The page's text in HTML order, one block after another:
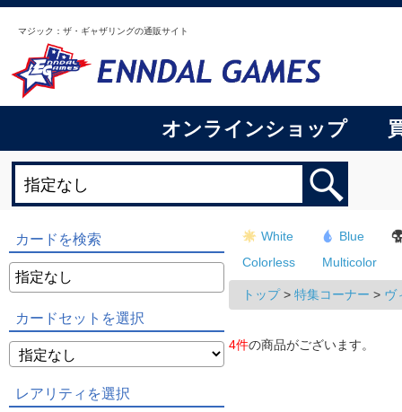
マジック：ザ・ギャザリングの通販サイト
オンラインショップ
カードを検索
カードセットを選択
レアリティを選択
White
Blue
Colorless
Multicolor
トップ> 特集コーナー > ヴ
4件の商品がございます。